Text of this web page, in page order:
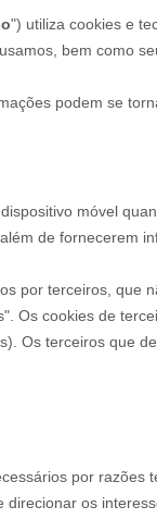
") utiliza cookies e
bem como
podem se
móvel
de fornecerem
por terceiros, que
Os cookies de
Os terceiros que
por
os